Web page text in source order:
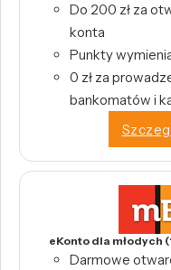
Do 200 zł za
konta
Punkty
0 zł za
bankomatów i
eKonto dla młodych
Darmowe